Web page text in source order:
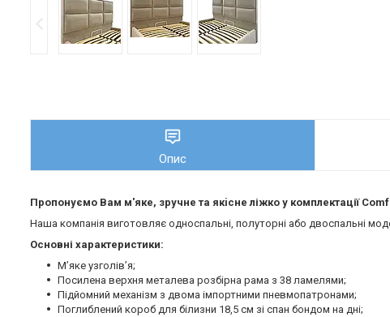
Опис
Пропонуємо Вам м'яке, зручне та якiсне ліжко у комплектації
Наша компанія виготовляє односпальні, полуторні або двоспальні
Основні характеристики:
М’яке узголів’я;
Посилена верхня металева розбірна рама з 38 ламелями;
Підйомний механізм з двома імпортними пневмопатронами;
Поглиблений короб для білизни 18,5 см зі спан бондом на дні;